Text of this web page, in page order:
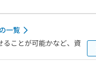
一覧
ことが可能かなど、資